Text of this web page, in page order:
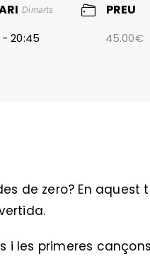
Dimarts
- 20:45
PREU
45.00€
de zero? En aquest
i les primeres